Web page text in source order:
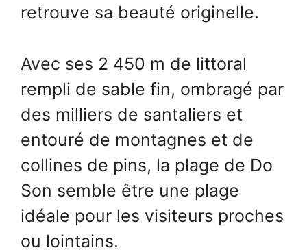
retrouve sa beauté originelle.
Avec ses 2 450 m de littoral
rempli de sable fin, ombragé par
des milliers de santaliers et
entouré de montagnes et de
collines de pins, la plage de Do
Son semble être une plage
idéale pour les visiteurs proches
ou lointains.